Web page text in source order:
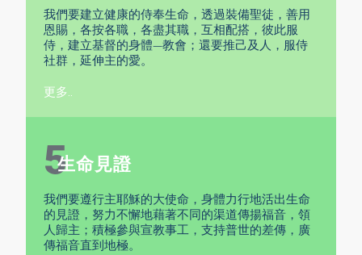
我們要建立健康的侍奉生命，透過裝備聖徒，善用
恩賜，各按各職，各盡其職，互相配搭，彼此服
侍，建立基督的身體—教會；還要推己及人，服侍
社群，延伸主的愛。
更多..
5生命見證
我們要遵行主耶穌的大使命，身體力行地活出生命
的見證，努力不懈地藉著不同的渠道傳揚福音，領
人歸主；積極參與宣教事工，支持普世的差傳，廣
傳福音直到地極。